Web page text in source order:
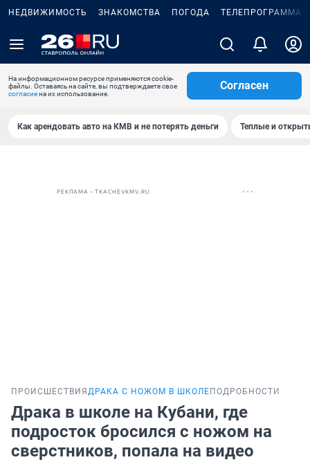
НЕДВИЖИМОСТЬ ЗНАКОМСТВА ПОГОДА ТЕЛЕПРОГРАММА
На информационном ресурсе применяются cookie-
файлы. Оставаясь на сайте, вы подтверждаете свое
согласиена их использование.
Согласен
Как арендовать авто на КМВ и не потерять деньги Теплые и
РЕКЛАМА • TKACHEVKMV.RU
ПРОИСШЕСТВИЯ ДРАКА С НОЖОМ В ШКОЛЕ ПОДРОБНОСТИ
Драка в школе на Кубани, где
подросток бросился с ножом на
сверстников, попала на видео